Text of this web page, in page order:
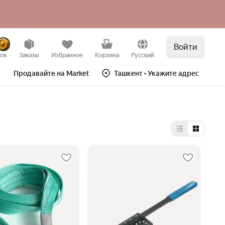
Заказы Избранное Корзина Русский
Войти
Продавайте на Market Ташкент• Укажите адрес
Выбор типа